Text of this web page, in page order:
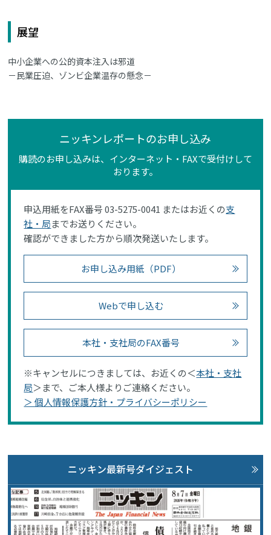
展望
中小企業への公的資本注入は邪道
－民業圧迫、ゾンビ企業温存の懸念－
ニッキンレポートのお申し込み
購読のお申し込みは、インターネット・FAXで受付けして
おります。
申込用紙をFAX番号 03-5275-0041 またはお近くの支
社・局までお送りください。
確認ができました方から順次発送いたします。
お申し込み用紙（PDF）
Webで申し込む
本社・支社局のFAX番号
※キャンセルにつきましては、お近くの＜本社・支社
局＞まで、ご本人様よりご連絡ください。
＞ 個人情報保護方針・プライバシーポリシー
ニッキン最新号ダイジェスト